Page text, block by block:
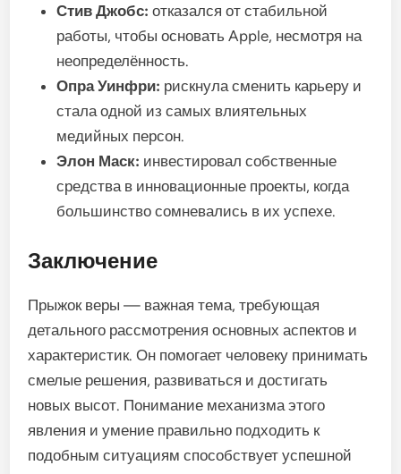
Стив Джобс: отказался от стабильной
работы, чтобы основать Apple, несмотря на
неопределённость.
Опра Уинфри: рискнула сменить карьеру и
стала одной из самых влиятельных
медийных персон.
Элон Маск: инвестировал собственные
средства в инновационные проекты, когда
большинство сомневались в их успехе.
Заключение
Прыжок веры — важная тема, требующая
детального рассмотрения основных аспектов и
характеристик. Он помогает человеку принимать
смелые решения, развиваться и достигать
новых высот. Понимание механизма этого
явления и умение правильно подходить к
подобным ситуациям способствует успешной